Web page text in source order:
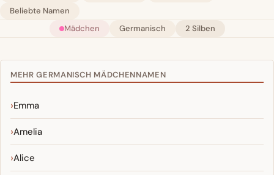
Beliebte Namen
Mädchen
Germanisch 2 Silben
MEHR GERMANISCH MÄDCHENNAMEN
Emma
Amelia
Alice